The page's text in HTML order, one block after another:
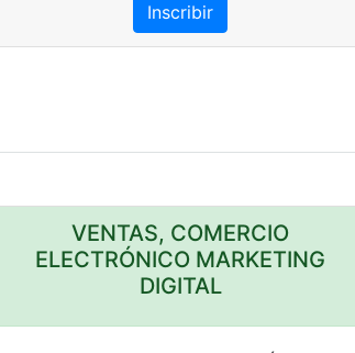
Inscribir
VENTAS, COMERCIO
ELECTRÓNICO MARKETING
DIGITAL